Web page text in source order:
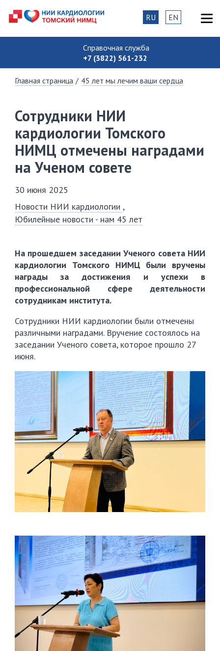
Справочная служба
+7 (3822) 561-232
RU EN
Главная страница / 45 лет мы лечим ваши сердца
Сотрудники НИИ
кардиологии Томского
НИМЦ отмечены наградами
на Ученом совете
30 июня 2025
Новости НИИ кардиологии
Юбилейные новости - нам 45 лет
На прошедшем заседании Ученого совета НИИ
кардиологии Томского НИМЦ были вручены
награды за достижения и успехи в
профессиональной сфере деятельности
сотрудникам института.
Сотрудники НИИ кардиологии были отмечены
различными наградами. Вручение состоялось на
заседании Ученого совета, которое прошло 27
июня.